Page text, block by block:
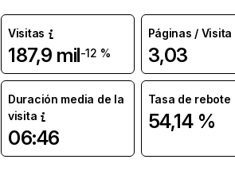
Visitas
187,9 mil-12 %
Páginas / Visita
3,03
Duración media de la
visita
06:46
Tasa de rebote
54,14 %